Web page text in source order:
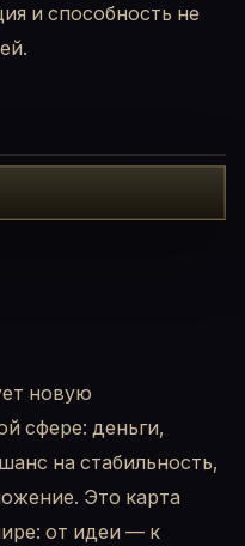
и способность не
новую
сфере: деньги,
на стабильность,
Это карта
от идеи — к